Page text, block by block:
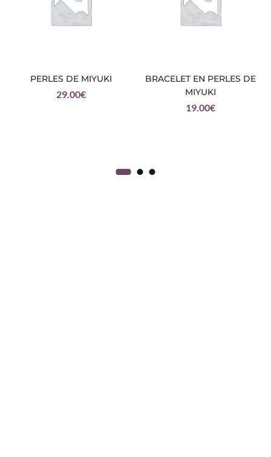
PERLES DE MIYUKI
29.00€
BRACELET EN PERLES DE
MIYUKI
19.00€